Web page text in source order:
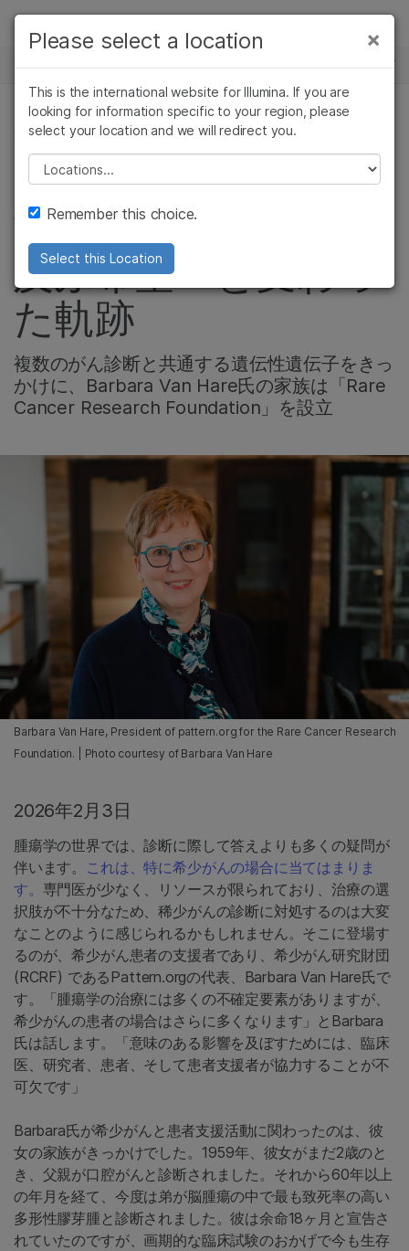
Skip to content
ソリューション
ラーニング
企業情報
サポート
お気に入りの分野を選択
ニュースセンター
がん研究, 腫瘍学, コミュニティー
ある家族のがんの物
語が、何百万人にも
及ぶ希望へと変わっ
た軌跡
複数のがん診断と共通する遺伝性遺伝子をきっ
かけに、Barbara Van Hare氏の家族は「Rare
Cancer Research Foundation」を設立
Barbara Van Hare, President of pattern.org for the Rare Cancer Research
Foundation. | Photo courtesy of Barbara Van Hare
2026年2月3日
腫瘍学の世界では、診断に際して答えよりも多くの疑問が
伴います。 これは、特に希少がんの場合に当てはまりま
す。 専門医が少なく、リソースが限られており、治療の選
択肢が不十分なため、稀少がんの診断に対処するのは大変
なことのように感じられるかもしれません。そこに登場す
るのが、希少がん患者の支援者であり、希少がん研究財団
(RCRF) であるPattern.orgの代表、Barbara Van Hare氏で
す。「腫瘍学の治療には多くの不確定要素がありますが、
希少がんの患者の場合はさらに多くなります」とBarbara
氏は話します。「意味のある影響を及ぼすためには、臨床
医、研究者、患者、そして患者支援者が協力することが不
可欠です」
Barbara氏が希少がんと患者支援活動に関わったのは、彼
女の家族がきっかけでした。1959年、彼女がまだ2歳のと
き、父親が口腔がんと診断されました。それから60年以上
の年月を経て、今度は弟が脳腫瘍の中で最も致死率の高い
多形性膠芽腫と診断されました。彼は余命18ヶ月と宣告さ
れていたのですが、画期的な臨床試験のおかげで今も生存
×
がん研究
微生物研究
農学研究
複雑な疾患
臨床オンコロジー
生殖医学
患研究
×
Please select a location
This is the international website for Illumina. If you are
looking for information specific to your region, please
select your location and we will redirect you.
Please select a location
Remember this choice.
Select this Location